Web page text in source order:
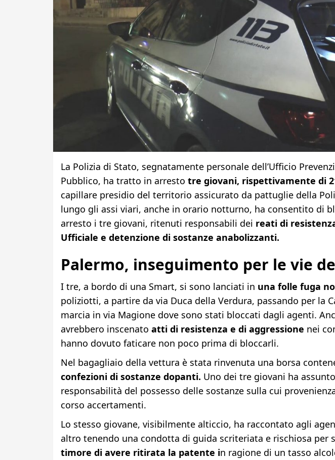
La Polizia di Stato, segnatamente personale dell’Ufficio
Pubblico, ha tratto in arresto tre giovani, rispettivamente di
capillare presidio del territorio assicurato da pattuglie della
lungo gli assi viari, anche in orario notturno, ha consentito di
arresto i tre giovani, ritenuti responsabili dei reati di
Ufficiale e detenzione di sostanze anabolizzanti.
Palermo, inseguimento per le vie
I tre, a bordo di una Smart, si sono lanciati in una folle fuga
poliziotti, a partire da via Duca della Verdura, passando per la
marcia in via Magione dove sono stati bloccati dagli agenti.
avrebbero inscenato atti di resistenza e di aggressione nei
hanno dovuto faticare non poco prima di bloccarli.
Nel bagagliaio della vettura è stata rinvenuta una borsa
confezioni di sostanze dopanti. Uno dei tre giovani ha
responsabilità del possesso delle sostanze sulla cui
corso accertamenti.
Lo stesso giovane, visibilmente alticcio, ha raccontato agli
altro tenendo una condotta di guida scriteriata e rischiosa per
timore di avere ritirata la patente in ragione di un tasso